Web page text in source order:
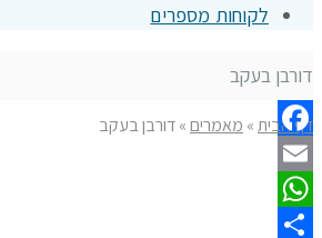
לקוחות מספרים
דורבן בעקב
דף הבית» מאמרים»דורבן בעקב
Facebook
Email
WhatsApp